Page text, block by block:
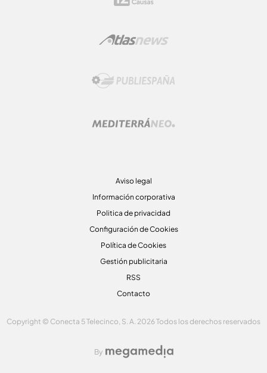
Aviso legal
Información corporativa
Politica de privacidad
Configuración de Cookies
Política de Cookies
Gestión publicitaria
RSS
Contacto
Copyright © Conecta 5 Telecinco, S. A. 2026 Todos los derechos reservados
By